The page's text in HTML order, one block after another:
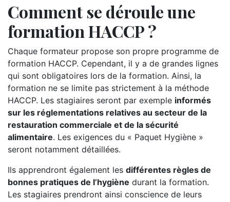
Comment se déroule une
formation HACCP ?
Chaque formateur propose son propre programme de
formation HACCP. Cependant, il y a de grandes lignes
qui sont obligatoires lors de la formation. Ainsi, la
formation ne se limite pas strictement à la méthode
HACCP. Les stagiaires seront par exemple informés
sur les réglementations relatives au secteur de la
restauration commerciale et de la sécurité
alimentaire. Les exigences du « Paquet Hygiène »
seront notamment détaillées.
Ils apprendront également les différentes règles de
bonnes pratiques de l’hygiène durant la formation.
Les stagiaires prendront ainsi conscience de leurs